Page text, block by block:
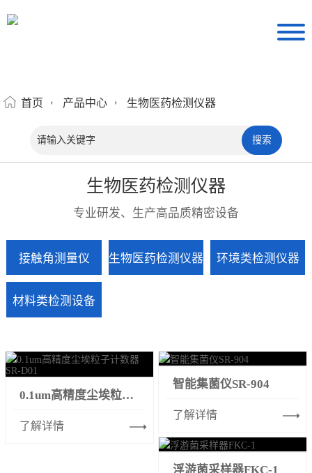
首页 产品中心 生物医药检测仪器
生物医药检测仪器
专业研发、生产高品质精密设备
接触角测量仪 生物医药检测仪器 环境类检测仪器
材料类检测设备
0.1um高精度尘埃粒子计数器SR-D01
了解详情
智能集菌仪SR-904
了解详情
浮游菌采样器FKC-1